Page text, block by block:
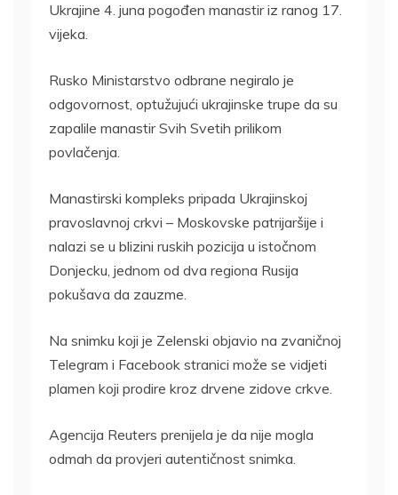
Ukrajine 4. juna pogođen manastir iz ranog 17.
vijeka.
Rusko Ministarstvo odbrane negiralo je
odgovornost, optužujući ukrajinske trupe da su
zapalile manastir Svih Svetih prilikom
povlačenja.
Manastirski kompleks pripada Ukrajinskoj
pravoslavnoj crkvi – Moskovske patrijaršije i
nalazi se u blizini ruskih pozicija u istočnom
Donjecku, jednom od dva regiona Rusija
pokušava da zauzme.
Na snimku koji je Zelenski objavio na zvaničnoj
Telegram i Facebook stranici može se vidjeti
plamen koji prodire kroz drvene zidove crkve.
Agencija Reuters prenijela je da nije mogla
odmah da provjeri autentičnost snimka.